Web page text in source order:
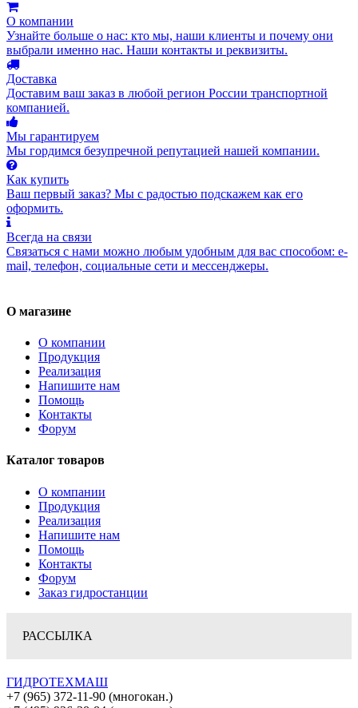
О компании
Узнайте больше о нас: кто мы, наши клиенты и почему они
выбрали именно нас. Наши контакты и реквизиты.
Доставка
Доставим ваш заказ в любой регион России транспортной
компанией.
Мы гарантируем
Мы гордимся безупречной репутацией нашей компании.
Как купить
Ваш первый заказ? Мы с радостью подскажем как его
оформить.
Всегда на связи
Связаться с нами можно любым удобным для вас способом: e-
mail, телефон, социальные сети и мессенджеры.
О магазине
О компании
Продукция
Реализация
Напишите нам
Помощь
Контакты
Форум
Каталог товаров
О компании
Продукция
Реализация
Напишите нам
Помощь
Контакты
Форум
Заказ гидростанции
РАССЫЛКА
ГИДРОТЕХМАШ
+7 (965) 372-11-90 (многокан.)